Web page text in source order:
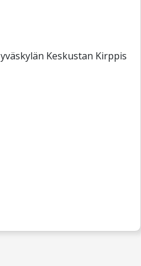
Keskustan Kirppis